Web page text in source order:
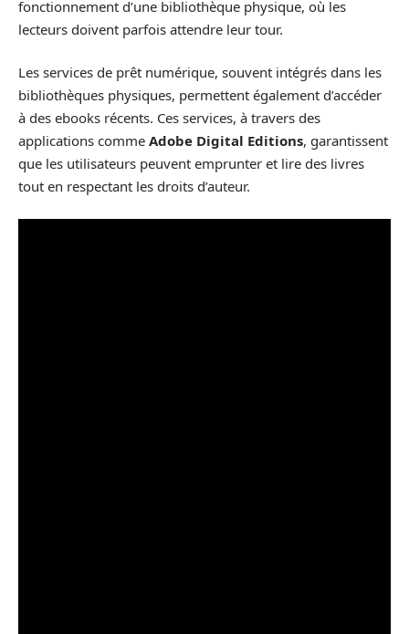
fonctionnement d’une bibliothèque physique, où les
lecteurs doivent parfois attendre leur tour.
Les services de prêt numérique, souvent intégrés dans les
bibliothèques physiques, permettent également d’accéder
à des ebooks récents. Ces services, à travers des
applications comme Adobe Digital Editions, garantissent
que les utilisateurs peuvent emprunter et lire des livres
tout en respectant les droits d’auteur.